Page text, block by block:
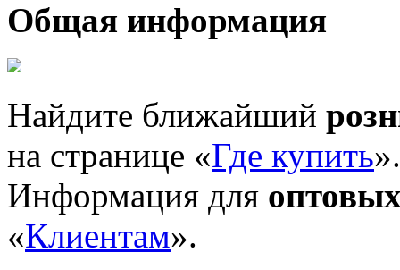
Общая информация
Найдите ближайший
на странице «Где купить».
Информация для
«Клиентам».